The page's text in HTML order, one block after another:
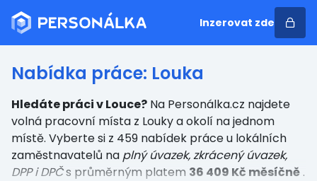
Inzerovat zde
Nabídka práce: Louka
Hledáte práci v Louce? Na Personálka.cz najdete
volná pracovní místa z Louky a okolí na jednom
místě. Vyberte si z 459 nabídek práce u lokálních
zaměstnavatelů na plný úvazek, zkrácený úvazek,
DPP i DPČs průměrným platem 36 409 Kč měsíčně .